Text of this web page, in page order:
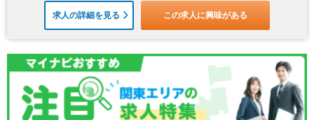
求人の詳細を見る この求人に興味がある